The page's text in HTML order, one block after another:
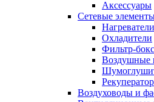
Аксессуары
Сетевые
Нагреватели
Охладители
Фильтр-
Воздушные
Воздуховоды и